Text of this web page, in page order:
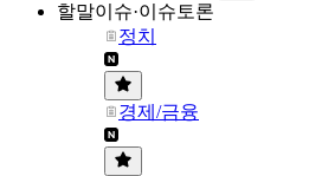
할말이슈·이슈토론
정치
경제/금융